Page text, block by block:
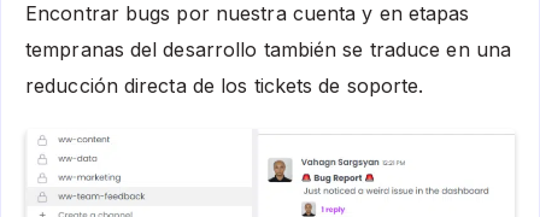
Encontrar bugs por nuestra cuenta y en etapas
tempranas del desarrollo también se traduce en una
reducción directa de los tickets de soporte.